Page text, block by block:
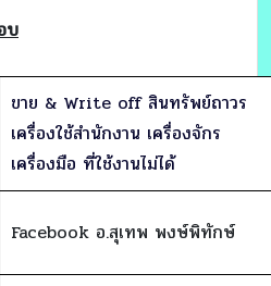
บ
ขาย & Write off สินทรัพย์ถาวร
เครื่องใช้สำนักงาน เครื่องจักร
เครื่องมือ ที่ใช้งานไม่ได้
Facebook อ.สุเทพ พงษ์พิทักษ์